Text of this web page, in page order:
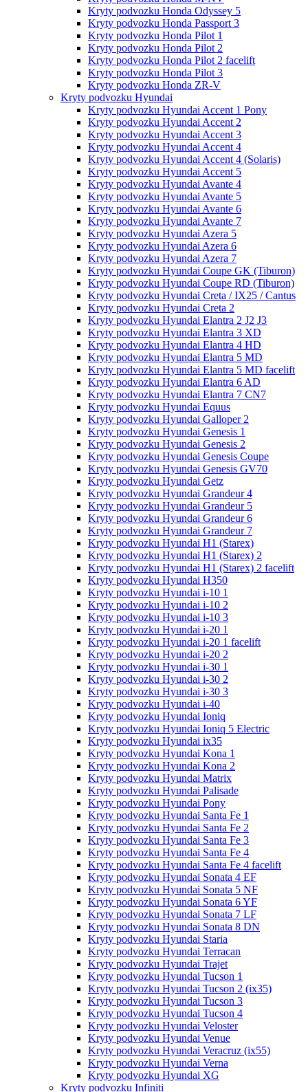
Kryty podvozku Honda Odyssey 5
Kryty podvozku Honda Passport 3
Kryty podvozku Honda Pilot 1
Kryty podvozku Honda Pilot 2
Kryty podvozku Honda Pilot 2 facelift
Kryty podvozku Honda Pilot 3
Kryty podvozku Honda ZR-V
Kryty podvozku Hyundai
Kryty podvozku Hyundai Accent 1 Pony
Kryty podvozku Hyundai Accent 2
Kryty podvozku Hyundai Accent 3
Kryty podvozku Hyundai Accent 4
Kryty podvozku Hyundai Accent 4 (Solaris)
Kryty podvozku Hyundai Accent 5
Kryty podvozku Hyundai Avante 4
Kryty podvozku Hyundai Avante 5
Kryty podvozku Hyundai Avante 6
Kryty podvozku Hyundai Avante 7
Kryty podvozku Hyundai Azera 5
Kryty podvozku Hyundai Azera 6
Kryty podvozku Hyundai Azera 7
Kryty podvozku Hyundai Coupe GK (Tiburon)
Kryty podvozku Hyundai Coupe RD (Tiburon)
Kryty podvozku Hyundai Creta / IX25 / Cantus
Kryty podvozku Hyundai Creta 2
Kryty podvozku Hyundai Elantra 2 J2 J3
Kryty podvozku Hyundai Elantra 3 XD
Kryty podvozku Hyundai Elantra 4 HD
Kryty podvozku Hyundai Elantra 5 MD
Kryty podvozku Hyundai Elantra 5 MD facelift
Kryty podvozku Hyundai Elantra 6 AD
Kryty podvozku Hyundai Elantra 7 CN7
Kryty podvozku Hyundai Equus
Kryty podvozku Hyundai Galloper 2
Kryty podvozku Hyundai Genesis 1
Kryty podvozku Hyundai Genesis 2
Kryty podvozku Hyundai Genesis Coupe
Kryty podvozku Hyundai Genesis GV70
Kryty podvozku Hyundai Getz
Kryty podvozku Hyundai Grandeur 4
Kryty podvozku Hyundai Grandeur 5
Kryty podvozku Hyundai Grandeur 6
Kryty podvozku Hyundai Grandeur 7
Kryty podvozku Hyundai H1 (Starex)
Kryty podvozku Hyundai H1 (Starex) 2
Kryty podvozku Hyundai H1 (Starex) 2 facelift
Kryty podvozku Hyundai H350
Kryty podvozku Hyundai i-10 1
Kryty podvozku Hyundai i-10 2
Kryty podvozku Hyundai i-10 3
Kryty podvozku Hyundai i-20 1
Kryty podvozku Hyundai i-20 1 facelift
Kryty podvozku Hyundai i-20 2
Kryty podvozku Hyundai i-30 1
Kryty podvozku Hyundai i-30 2
Kryty podvozku Hyundai i-30 3
Kryty podvozku Hyundai i-40
Kryty podvozku Hyundai Ioniq
Kryty podvozku Hyundai Ioniq 5 Electric
Kryty podvozku Hyundai ix35
Kryty podvozku Hyundai Kona 1
Kryty podvozku Hyundai Kona 2
Kryty podvozku Hyundai Matrix
Kryty podvozku Hyundai Palisade
Kryty podvozku Hyundai Pony
Kryty podvozku Hyundai Santa Fe 1
Kryty podvozku Hyundai Santa Fe 2
Kryty podvozku Hyundai Santa Fe 3
Kryty podvozku Hyundai Santa Fe 4
Kryty podvozku Hyundai Santa Fe 4 facelift
Kryty podvozku Hyundai Sonata 4 EF
Kryty podvozku Hyundai Sonata 5 NF
Kryty podvozku Hyundai Sonata 6 YF
Kryty podvozku Hyundai Sonata 7 LF
Kryty podvozku Hyundai Sonata 8 DN
Kryty podvozku Hyundai Staria
Kryty podvozku Hyundai Terracan
Kryty podvozku Hyundai Trajet
Kryty podvozku Hyundai Tucson 1
Kryty podvozku Hyundai Tucson 2 (ix35)
Kryty podvozku Hyundai Tucson 3
Kryty podvozku Hyundai Tucson 4
Kryty podvozku Hyundai Veloster
Kryty podvozku Hyundai Venue
Kryty podvozku Hyundai Veracruz (ix55)
Kryty podvozku Hyundai Verna
Kryty podvozku Hyundai XG
Kryty podvozku Infiniti